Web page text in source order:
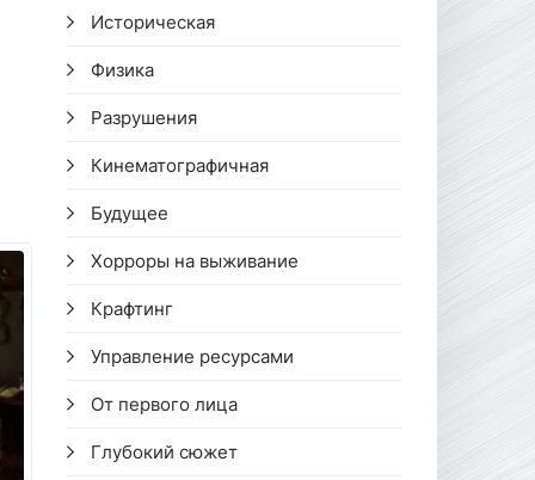
Историческая
Физика
Разрушения
Кинематографичная
Будущее
Хорроры на выживание
Крафтинг
Управление ресурсами
От первого лица
Глубокий сюжет